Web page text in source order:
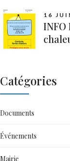
16
INFO
Catégories
Documents
Événements
Mairie